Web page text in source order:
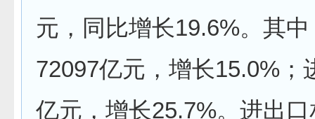
元，同比增长19.6%。其
72097亿元，增长15.0%；
亿元，增长25.7%。进出